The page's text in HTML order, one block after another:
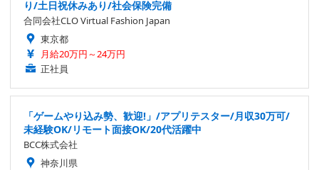
り/土日祝休みあり/社会保険完備
合同会社CLO Virtual Fashion Japan
東京都
月給20万円～24万円
正社員
「ゲームやり込み勢、歓迎!」/アプリテスター/月収30万可/
未経験OK/リモート面接OK/20代活躍中
BCC株式会社
神奈川県